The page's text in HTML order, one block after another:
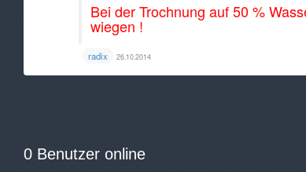
Bei der Trochnung auf 50 %
wiegen !
radix 26.10.2014
0 Benutzer online